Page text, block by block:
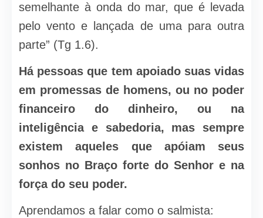
semelhante à onda do mar, que é levada
pelo vento e lançada de uma para outra
parte” (Tg 1.6).
Há pessoas que tem apoiado suas vidas
em promessas de homens, ou no poder
financeiro do dinheiro, ou na
inteligência e sabedoria, mas sempre
existem aqueles que apóiam seus
sonhos no Braço forte do Senhor e na
força do seu poder.
Aprendamos a falar como o salmista: